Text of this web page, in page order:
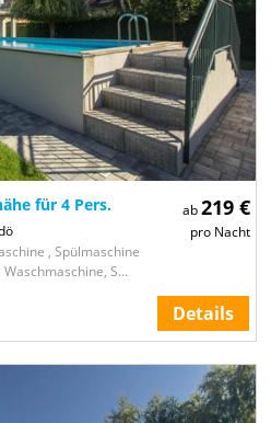
ab219 €
pro Nacht
für 4 Pers.
, Spülmaschine
S...
Details